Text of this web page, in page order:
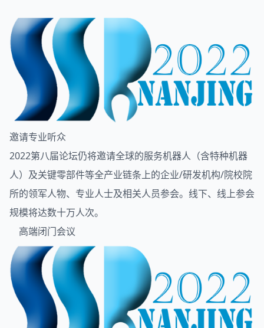
邀请专业听众
2022第八届论坛仍将邀请全球的服务机器人（含特种机器
人）及关键零部件等全产业链条上的企业/研发机构/院校院
所的领军人物、专业人士及相关人员参会。线下、线上参会
规模将达数十万人次。
高端闭门会议